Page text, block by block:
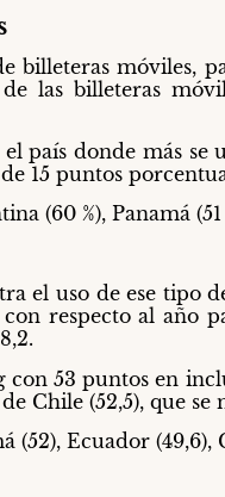
billeteras móviles,
las billeteras
país donde más se
15 puntos
(60 %), Panamá (51
el uso de ese tipo
respecto al año
53 puntos en
Chile (52,5), que
(52), Ecuador (49,6),